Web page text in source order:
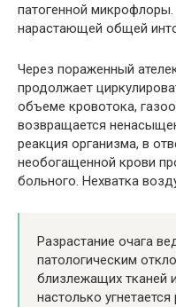
патогенной
нарастающей общей
Через пораженный
продолжает
объеме кровотока,
возвращается
реакция организма, в
необогащенной крови
больного. Нехватка
Разрастание очага
патологическим
близлежащих тканей
настолько